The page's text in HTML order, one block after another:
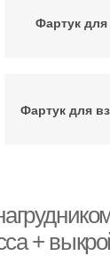
Фартук для
Фартук для
+